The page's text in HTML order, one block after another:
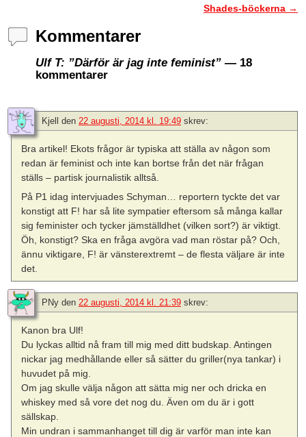
Shades-böckerna →
Kommentarer
Ulf T: ”Därför är jag inte feminist” — 18
kommentarer
Kjell den 22 augusti, 2014 kl. 19:49 skrev:
Bra artikel! Ekots frågor är typiska att ställa av någon som
redan är feminist och inte kan bortse från det när frågan
ställs – partisk journalistik alltså.
På P1 idag intervjuades Schyman… reportern tyckte det var
konstigt att F! har så lite sympatier eftersom så många kallar
sig feminister och tycker jämställdhet (vilken sort?) är viktigt.
Öh, konstigt? Ska en fråga avgöra vad man röstar på? Och,
ännu viktigare, F! är vänsterextremt – de flesta väljare är inte
det.
PNy den 22 augusti, 2014 kl. 21:39 skrev:
Kanon bra Ulf!
Du lyckas alltid nå fram till mig med ditt budskap. Antingen
nickar jag medhållande eller så sätter du griller(nya tankar) i
huvudet på mig.
Om jag skulle välja någon att sätta mig ner och dricka en
whiskey med så vore det nog du. Även om du är i gott
sällskap.
Min undran i sammanhanget till dig är varför man inte kan